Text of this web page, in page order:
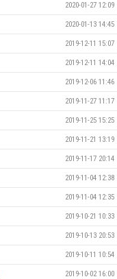
2020-01-27 12:09
2020-01-13 14:45
2019-12-11 15:07
2019-12-11 14:04
2019-12-06 11:46
2019-11-27 11:17
2019-11-25 15:25
2019-11-21 13:19
2019-11-17 20:14
2019-11-04 12:38
2019-11-04 12:35
2019-10-21 10:33
2019-10-13 20:53
2019-10-11 10:54
2019-10-02 16:00